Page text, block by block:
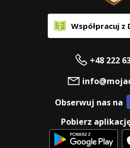
Współpracuj z
+48 222
Obserwuj nas na
Pobierz